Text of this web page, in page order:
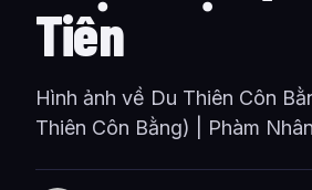
Tiên
Hình ảnh về Du Thiên Côn
Thiên Côn Bằng) | Phàm